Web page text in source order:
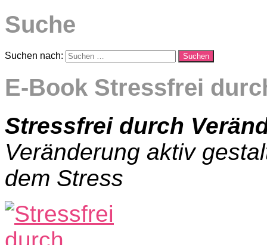
Suche
Suchen nach: Suchen
E-Book Stressfrei
Stressfrei durch
Veränderung aktiv
dem Stress